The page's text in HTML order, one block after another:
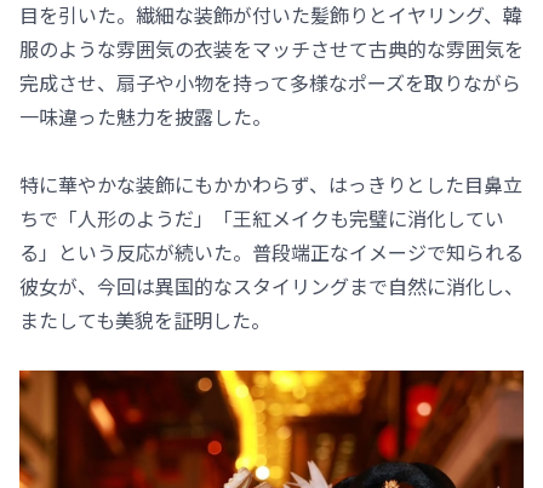
目を引いた。繊細な装飾が付いた髪飾りとイヤリング、韓
服のような雰囲気の衣装をマッチさせて古典的な雰囲気を
完成させ、扇子や小物を持って多様なポーズを取りながら
一味違った魅力を披露した。
特に華やかな装飾にもかかわらず、はっきりとした目鼻立
ちで「人形のようだ」「王紅メイクも完璧に消化してい
る」という反応が続いた。普段端正なイメージで知られる
彼女が、今回は異国的なスタイリングまで自然に消化し、
またしても美貌を証明した。